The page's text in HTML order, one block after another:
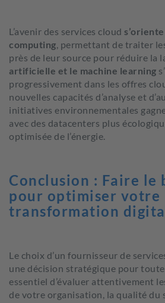
L’avenir des services cloud s’
computing, permettant de traiter
près de leur source pour réduire la
artificielle et le machine learning
progressivement dans les offres
nouvelles capacités d’analyse et
initiatives environnementales
avec des datacenters plus
optimisée de l’énergie.
Conclusion : Faire le
pour optimiser votre
transformation
Le choix d’un fournisseur de
une décision stratégique pour
essentiel d’évaluer attentivement
de votre organisation, la qualité du